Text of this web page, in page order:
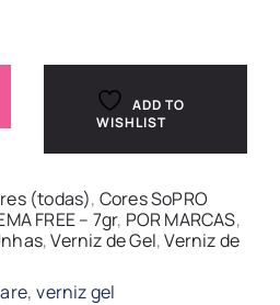
ADD TO
WISHLIST
(todas), Cores SoPRO
FREE – 7gr, POR MARCAS,
,Verniz de Gel,Verniz de
,verniz gel